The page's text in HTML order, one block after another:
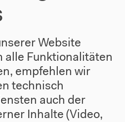
Website
alle Funktionalitäten
empfehlen wir
technisch
auch der
Inhalte (Video,